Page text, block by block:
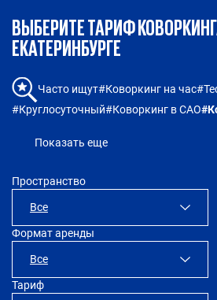
ВЫБЕРИТЕ ТАРИФ
ЕКАТЕРИНБУРГЕ
Часто ищут#Коворкинг на час
#Круглосуточный#Коворкинг в САО
Показать еще
Пространство
Все
SOK Рыбаков Тауэр
SOK Сити
Формат аренды
Все
Тариф